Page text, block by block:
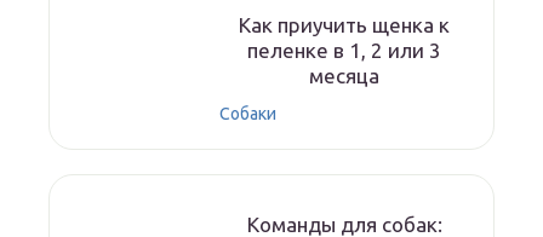
Как приучить щенка к
пеленке в 1, 2 или 3
месяца
Собаки
Команды для собак: